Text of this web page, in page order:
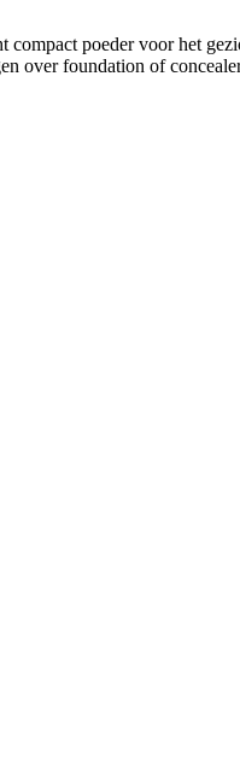
poeder voor het
over foundation of